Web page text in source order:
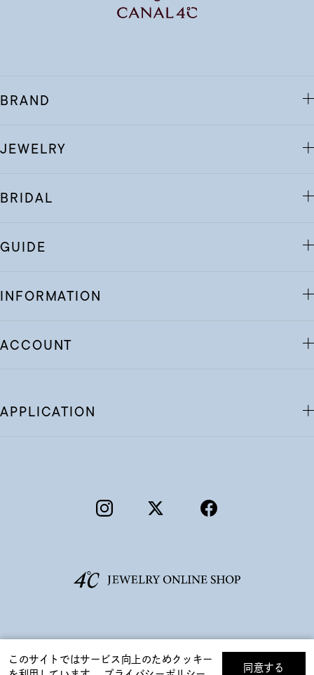
BRAND
JEWELRY
BRIDAL
GUIDE
INFORMATION
ACCOUNT
APPLICATION
このサイトではサービス向上のためクッキー
同意する